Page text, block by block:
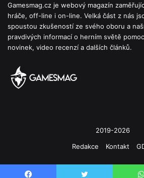
Gamesmag.cz je webový magazín
hráče, off-line i on-line. Velká část z nás
spoustou zkušeností ze svého oboru a
pravdivých informací o herním světě
novinek, video recenzí a dalších článků.
2019-2026
Redakce
Kontakt